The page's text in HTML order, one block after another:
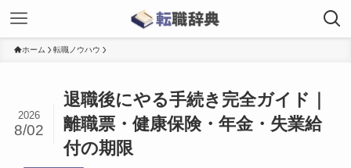
ホーム 転職ノウハウ
退職後にやる手続き完全ガイド｜
離職票・健康保険・年金・失業給
付の期限
2026
8/02